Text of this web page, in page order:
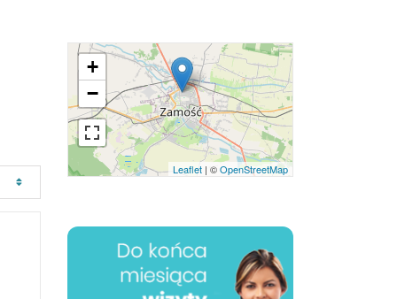
+
−
Leaflet | ©OpenStreetMap